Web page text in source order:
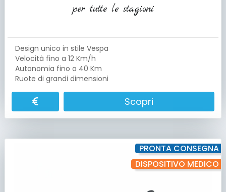
per tutte le stagioni
Design unico in stile Vespa
Velocità fino a 12 Km/h
Autonomia fino a 40 Km
Ruote di grandi dimensioni
Scopri
PRONTA CONSEGNA
DISPOSITIVO MEDICO